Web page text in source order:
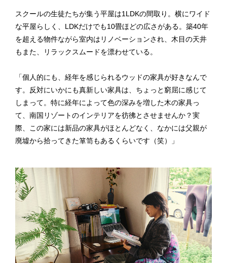
スクールの生徒たちが集う平屋は1LDKの間取り。横にワイド
な平屋らしく、LDKだけでも10畳ほどの広さがある。築40年
を超える物件ながら室内はリノベーションされ、木目の天井
もまた、リラックスムードを漂わせている。
「個人的にも、経年を感じられるウッドの家具が好きなんで
す。反対にいかにも真新しい家具は、ちょっと窮屈に感じて
しまって。特に経年によって色の深みを増した木の家具っ
て、南国リゾートのインテリアを彷彿とさせませんか？実
際、この家には新品の家具がほとんどなく、なかには父親が
廃墟から拾ってきた箪笥もあるくらいです（笑）」